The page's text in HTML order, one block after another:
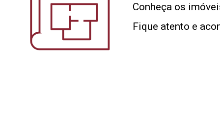
Conheça os
Fique atento e